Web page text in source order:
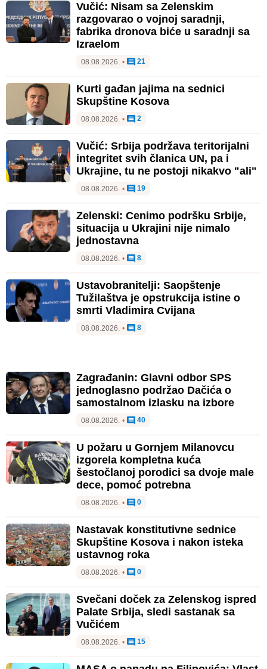
Vučić: Nisam sa Zelenskim
razgovarao o vojnoj saradnji,
fabrika dronova biće u saradnji sa
Izraelom
08.08.2026. • 21
Kurti gađan jajima na sednici
Skupštine Kosova
08.08.2026. • 2
Vučić: Srbija podržava teritorijalni
integritet svih članica UN, pa i
Ukrajine, tu ne postoji nikakvo "ali"
08.08.2026. • 19
Zelenski: Cenimo podršku Srbije,
situacija u Ukrajini nije nimalo
jednostavna
08.08.2026. • 8
Ustavobranitelji: Saopštenje
Tužilaštva je opstrukcija istine o
smrti Vladimira Cvijana
08.08.2026. • 8
Zagrađanin: Glavni odbor SPS
jednoglasno podržao Dačića o
samostalnom izlasku na izbore
08.08.2026. • 40
U požaru u Gornjem Milanovcu
izgorela kompletna kuća
šestočlanoj porodici sa dvoje male
dece, pomoć potrebna
08.08.2026. • 0
Nastavak konstitutivne sednice
Skupštine Kosova i nakon isteka
ustavnog roka
08.08.2026. • 0
Svečani doček za Zelenskog ispred
Palate Srbija, sledi sastanak sa
Vučićem
08.08.2026. • 15